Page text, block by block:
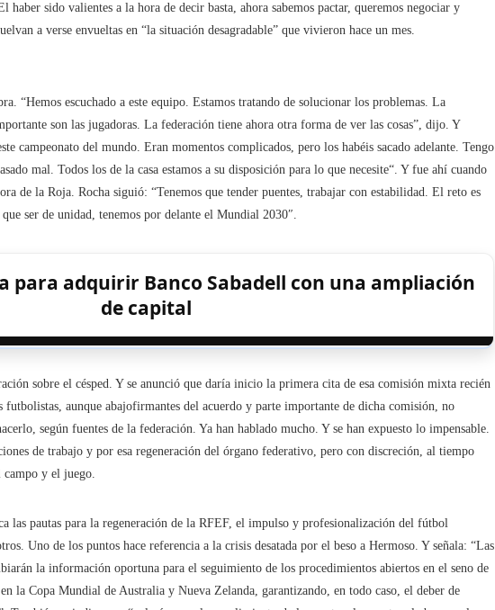
haber sido valientes a la hora de decir basta, ahora sabemos pactar, queremos negociar y
a verse envueltas en “la situación desagradable” que vivieron hace un mes.
“Hemos escuchado a este equipo. Estamos tratando de solucionar los problemas. La
son las jugadoras. La federación tiene ahora otra forma de ver las cosas”, dijo. Y
campeonato del mundo. Eran momentos complicados, pero los habéis sacado adelante. Tengo
mal. Todos los de la casa estamos a su disposición para lo que necesite“. Y fue ahí cuando
de la Roja. Rocha siguió: “Tenemos que tender puentes, trabajar con estabilidad. El reto es
ser de unidad, tenemos por delante el Mundial 2030″.
para adquirir Banco Sabadell con una ampliación
de capital
sobre el césped. Y se anunció que daría inicio la primera cita de esa comisión mixta recién
aunque abajofirmantes del acuerdo y parte importante de dicha comisión, no
según fuentes de la federación. Ya han hablado mucho. Y se han expuesto lo impensable.
de trabajo y por esa regeneración del órgano federativo, pero con discreción, al tiempo
campo y el juego.
las pautas para la regeneración de la RFEF, el impulso y profesionalización del fútbol
Uno de los puntos hace referencia a la crisis desatada por el beso a Hermoso. Y señala: “Las
la información oportuna para el seguimiento de los procedimientos abiertos en el seno de
la Copa Mundial de Australia y Nueva Zelanda, garantizando, en todo caso, el deber de